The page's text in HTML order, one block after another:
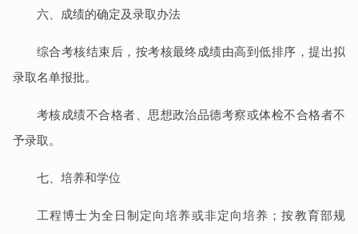
六、成绩的确定及录取办法
综合考核结束后，按考核最终成绩由高到低排序，提出拟
录取名单报批。
考核成绩不合格者、思想政治品德考察或体检不合格者不
予录取。
七、培养和学位
工程博士为全日制定向培养或非定向培养；按教育部规